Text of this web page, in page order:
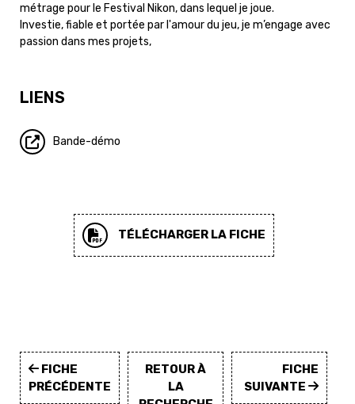
métrage pour le Festival Nikon, dans lequel je joue.
Investie, fiable et portée par l'amour du jeu, je m’engage avec
passion dans mes projets,
LIENS
Bande-démo
TÉLÉCHARGER LA FICHE
FICHE
PRÉCÉDENTE
RETOUR À
LA
FICHE
SUIVANTE